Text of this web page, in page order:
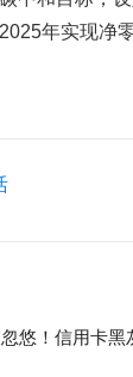
年实现净零
悠！信用卡